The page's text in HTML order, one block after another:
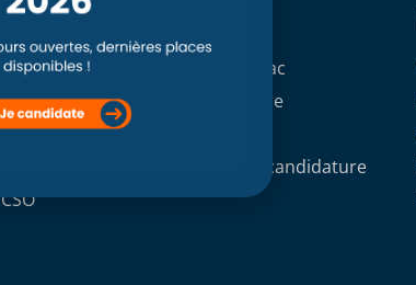
Formations
Formation initiale Post Bac
Formation professionnelle
Formation continue
Demande de dossier de candidature